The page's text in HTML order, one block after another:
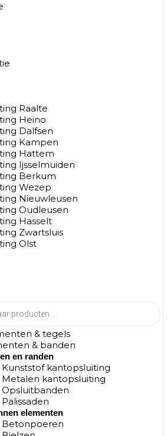
Raalte
Heino
Dalfsen
Kampen
Hattem
Ijsselmuiden
Berkum
Wezep
Nieuwleusen
Oudleusen
Hasselt
Zwartsluis
Olst
& tegels
& banden
en randen
Kunststof kantopsluiting
Metalen kantopsluiting
Opsluitbanden
Palissaden
elementen
Betonpoeren